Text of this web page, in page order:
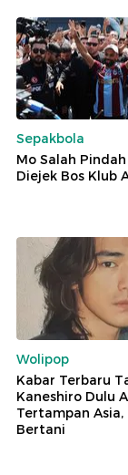
Sepakbola
Mo Salah
Diejek Bos Klub
Wolipop
Kabar Terbaru
Kaneshiro Dulu
Tertampan Asia,
Bertani